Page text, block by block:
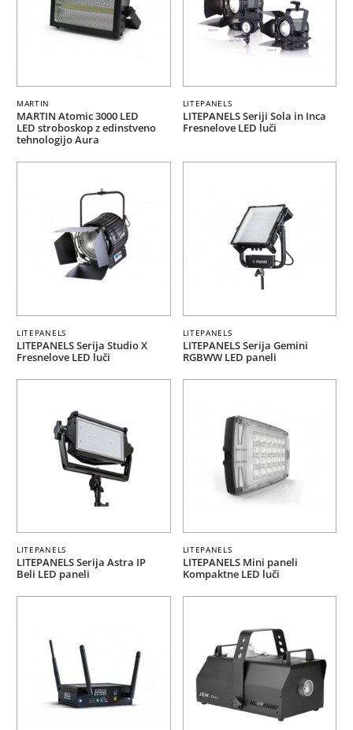
MARTIN
MARTIN Atomic 3000 LED
LED stroboskop z edinstveno
tehnologijo Aura
LITEPANELS
LITEPANELS Seriji Sola in Inca
Fresnelove LED luči
LITEPANELS
LITEPANELS Serija Studio X
Fresnelove LED luči
LITEPANELS
LITEPANELS Serija Gemini
RGBWW LED paneli
LITEPANELS
LITEPANELS Serija Astra IP
Beli LED paneli
LITEPANELS
LITEPANELS Mini paneli
Kompaktne LED luči